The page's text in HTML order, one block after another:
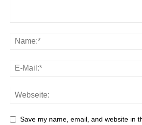
Save my name, email, and website in